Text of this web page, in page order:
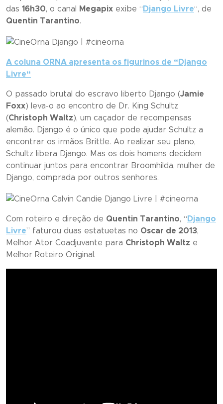
das 16h30, o canal Megapix exibe “ Django Livre“, de
Quentin Tarantino.
A coluna ORNA apresenta os figurinos de “ Django
Livre“
O passado brutal do escravo liberto Django (Jamie
Foxx) leva-o ao encontro de Dr. King Schultz
(Christoph Waltz), um caçador de recompensas
alemão. Django é o único que pode ajudar Schultz a
encontrar os irmãos Brittle. Ao realizar seu plano,
Schultz libera Django. Mas os dois homens decidem
continuar juntos para encontrar Broomhilda, mulher de
Django, comprada por outros senhores.
Com roteiro e direção de Quentin Tarantino, “ Django
Livre” faturou duas estatuetas no Oscar de 2013,
Melhor Ator Coadjuvante para Christoph Waltz e
Melhor Roteiro Original.